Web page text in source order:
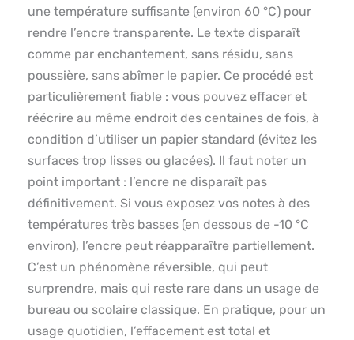
une température suffisante (environ 60 °C) pour
rendre l’encre transparente. Le texte disparaît
comme par enchantement, sans résidu, sans
poussière, sans abîmer le papier. Ce procédé est
particulièrement fiable : vous pouvez effacer et
réécrire au même endroit des centaines de fois, à
condition d’utiliser un papier standard (évitez les
surfaces trop lisses ou glacées). Il faut noter un
point important : l’encre ne disparaît pas
définitivement. Si vous exposez vos notes à des
températures très basses (en dessous de -10 °C
environ), l’encre peut réapparaître partiellement.
C’est un phénomène réversible, qui peut
surprendre, mais qui reste rare dans un usage de
bureau ou scolaire classique. En pratique, pour un
usage quotidien, l’effacement est total et